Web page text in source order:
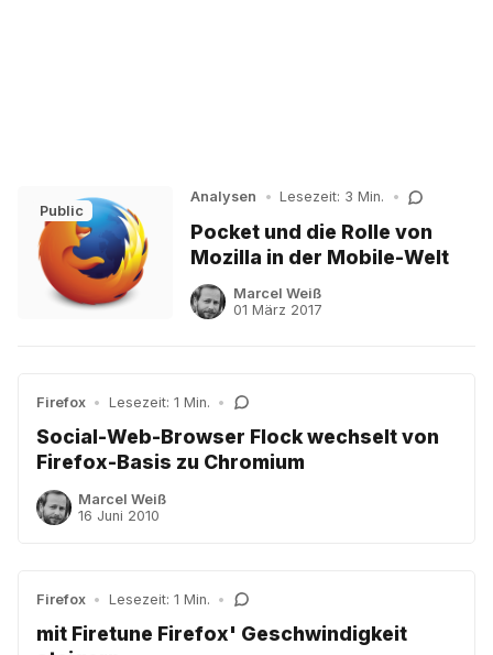
Public
Analysen • Lesezeit: 3 Min. •
Pocket und die Rolle von
Mozilla in der Mobile-Welt
Marcel Weiß
01 März 2017
Firefox • Lesezeit: 1 Min. •
Social-Web-Browser Flock wechselt von
Firefox-Basis zu Chromium
Marcel Weiß
16 Juni 2010
Firefox • Lesezeit: 1 Min. •
mit Firetune Firefox' Geschwindigkeit